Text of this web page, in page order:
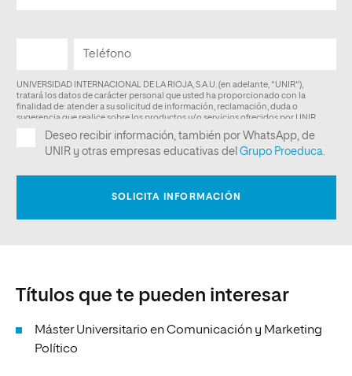
Títulos que te pueden interesar
Máster Universitario en Comunicación y Marketing
Político